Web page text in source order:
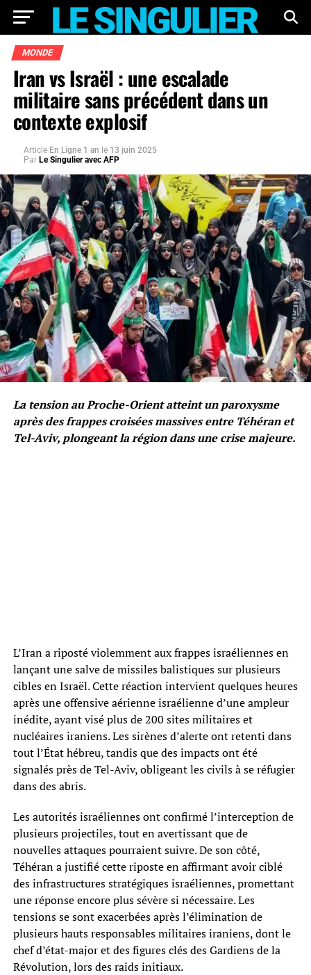
MONDE
Iran vs Israël : une escalade
militaire sans précédent dans un
contexte explosif
Article En Ligne 1 an le 13 juin 2025
Par Le Singulier avec AFP
La tension au Proche-Orient atteint un paroxysme
après des frappes croisées massives entre Téhéran et
Tel-Aviv, plongeant la région dans une crise majeure.
L’Iran a riposté violemment aux frappes israéliennes en
lançant une salve de missiles balistiques sur plusieurs
cibles en Israël. Cette réaction intervient quelques heures
après une offensive aérienne israélienne d’une ampleur
inédite, ayant visé plus de 200 sites militaires et
nucléaires iraniens. Les sirènes d’alerte ont retenti dans
tout l’État hébreu, tandis que des impacts ont été
signalés près de Tel-Aviv, obligeant les civils à se réfugier
dans des abris.
Les autorités israéliennes ont confirmé l’interception de
plusieurs projectiles, tout en avertissant que de
nouvelles attaques pourraient suivre. De son côté,
Téhéran a justifié cette riposte en affirmant avoir ciblé
des infrastructures stratégiques israéliennes, promettant
une réponse encore plus sévère si nécessaire. Les
tensions se sont exacerbées après l’élimination de
plusieurs hauts responsables militaires iraniens, dont le
chef d’état-major et des figures clés des Gardiens de la
Révolution, lors des raids initiaux.